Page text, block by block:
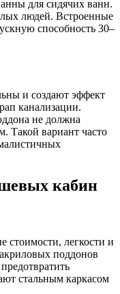
для сидячих ванн.
людей. Встроенные
способность 30–
и создают эффект
канализации.
не должна
Такой вариант часто
кабин
стоимости, легкости и
поддонов
стальным каркасом